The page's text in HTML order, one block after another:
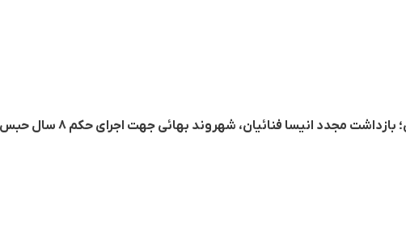
بازداشت مجدد انیسا فنائیان، شهروند بهائی جهت اجرای حکم ۸ سال حبس